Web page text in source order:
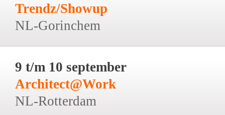
Trendz/Showup
NL-Gorinchem
9 t/m 10 september
Architect@Work
NL-Rotterdam